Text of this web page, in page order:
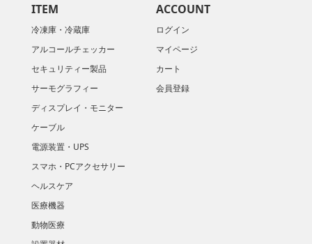
ITEM
冷凍庫・冷蔵庫
アルコールチェッカー
セキュリティー製品
サーモグラフィー
ディスプレイ・モニター
ケーブル
電源装置・UPS
スマホ・PCアクセサリー
ヘルスケア
医療機器
動物医療
ACCOUNT
ログイン
マイページ
カート
会員登録